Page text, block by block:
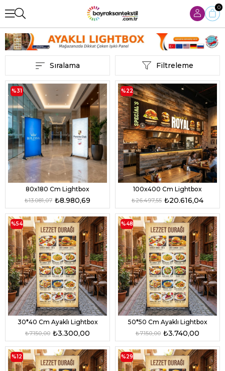
0
Filtreleme
Sıralama
80x180 Cm Lightbox
₺8.980,69
₺13.081,07
%31
100x400 Cm Lightbox
₺20.616,04
₺26.497,55
%22
30*40 Cm Ayaklı Lightbox
₺3.300,00
₺7.150,00
%54
50*50 Cm Ayaklı Lightbox
₺3.740,00
₺7.150,00
%48
%12 %29